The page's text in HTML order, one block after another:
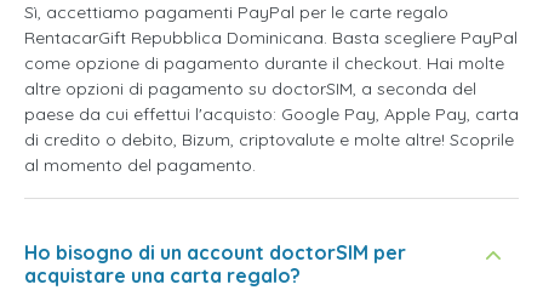
Sì, accettiamo pagamenti PayPal per le carte regalo
RentacarGift Repubblica Dominicana. Basta scegliere PayPal
come opzione di pagamento durante il checkout. Hai molte
altre opzioni di pagamento su doctorSIM, a seconda del
paese da cui effettui l'acquisto: Google Pay, Apple Pay, carta
di credito o debito, Bizum, criptovalute e molte altre! Scoprile
al momento del pagamento.
Ho bisogno di un account doctorSIM per
acquistare una carta regalo?